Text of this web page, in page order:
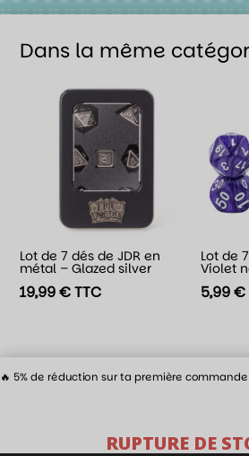
Dans la même
Lot de 7 dés de JDR en
métal – Glazed silver
19,99€TTC
Lot de
Violet
5,99€
🔥 5% de réduction sur ta première commande
RUPTURE DE